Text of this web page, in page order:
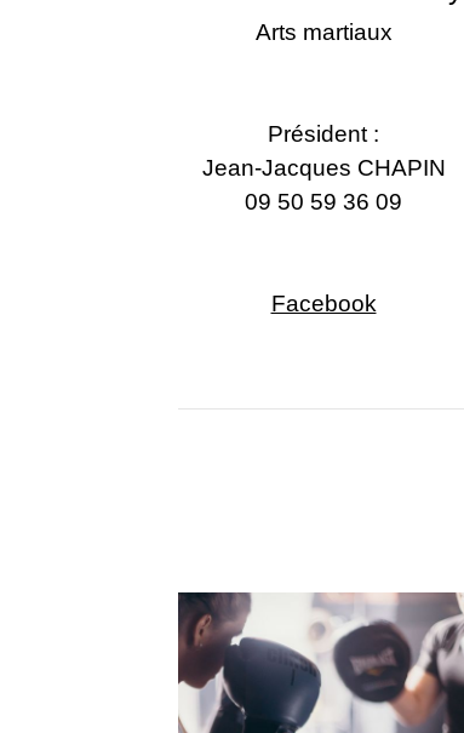
Arts martiaux
Président :
Jean-Jacques CHAPIN
09 50 59 36 09
Facebook